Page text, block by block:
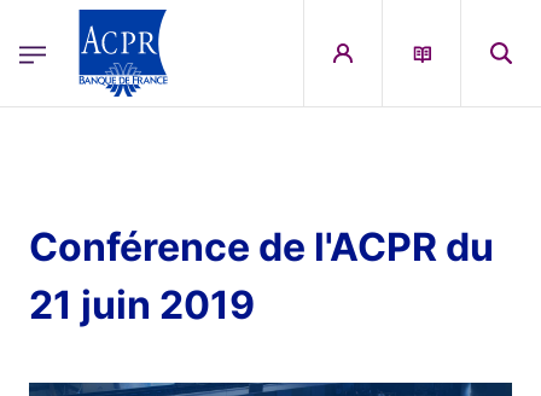
ACPR Menu Principal (French)
Conférence de l'ACPR du
21 juin 2019